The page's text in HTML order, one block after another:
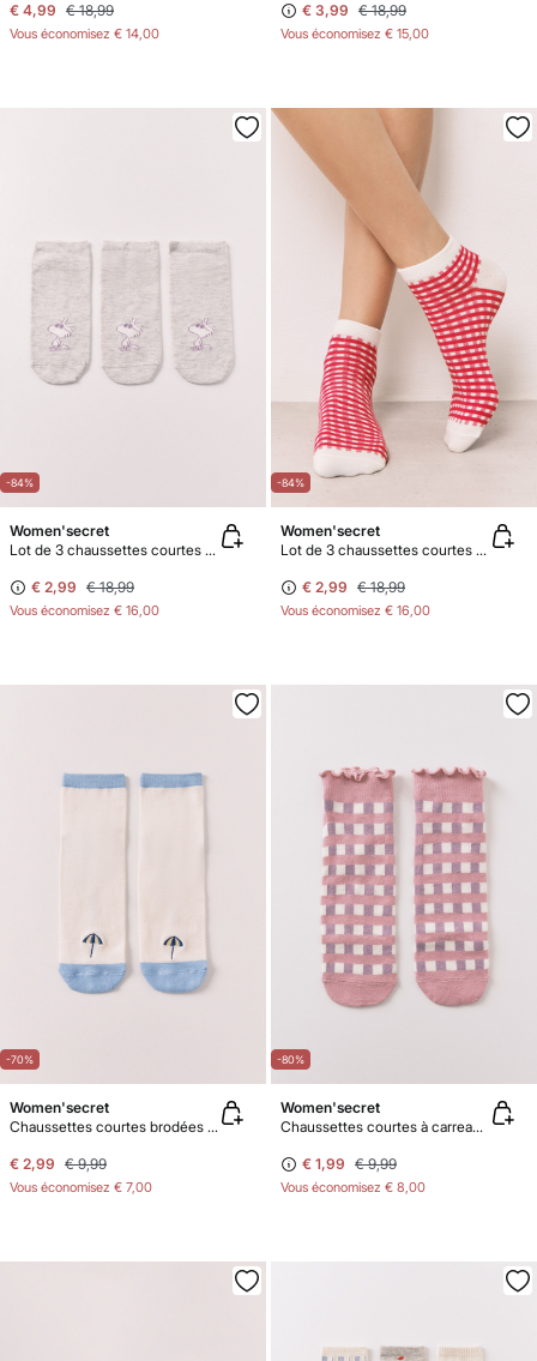
€ 4,99 € 18,99
Vous économisez € 14,00
€ 3,99 € 18,99
Vous économisez € 15,00
-84%
Women'secret
Lot de 3 chaussettes courtes imprimées Peanuts
€ 2,99 € 18,99
Vous économisez € 16,00
-84%
Women'secret
Lot de 3 chaussettes courtes imprimées cerises rouges
€ 2,99 € 18,99
Vous économisez € 16,00
-70%
Women'secret
Chaussettes courtes brodées parasol
€ 2,99 € 9,99
Vous économisez € 7,00
-80%
Women'secret
Chaussettes courtes à carreaux roses
€ 1,99 € 9,99
Vous économisez € 8,00